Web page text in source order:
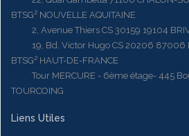
BTSG² NOUVELLE AQUITAINE
2, Avenue Thiers CS 30159 19104
19, Bd. Victor Hugo CS 20206 87006
BTSG² HAUT-DE-FRANCE
Tour MERCURE - 6ème étage- 445
TOURCOING
Liens Utiles